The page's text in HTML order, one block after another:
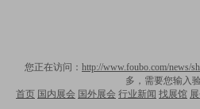
您正在访问： http://www.foubo.com/news/
多，需要您输入
首页 国内展会 国外展会 行业新闻 找展馆